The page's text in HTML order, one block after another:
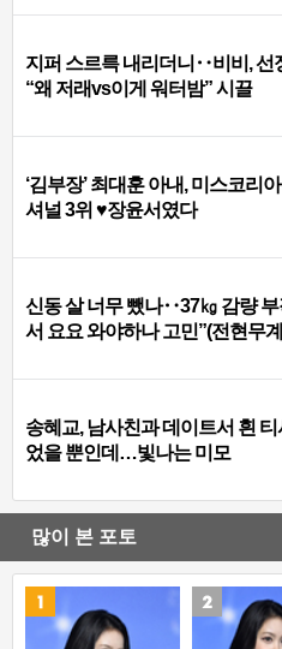
지퍼 스르륵 내리더니‥비비, 선
“왜 저래vs이게 워터밤” 시끌
‘김부장’ 최대훈 아내, 미스코리
셔널 3위 ♥장윤서였다
신동 살 너무 뺐나‥37㎏ 감량 부
서 요요 와야하나 고민”(전현무
송혜교, 남사친과 데이트서 흰
었을 뿐인데…빛나는 미모
많이 본 포토